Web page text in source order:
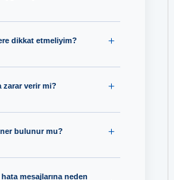
dikkat etmeliyim?
zarar verir mi?
bulunur mu?
mesajlarına neden